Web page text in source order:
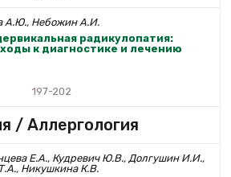
А.Ю., Небожин А.И.
радикулопатия:
к диагностике и лечению
197-202
/ Аллергология
Е.А., Кудревич Ю.В., Долгушин И.И.,
Никушкина К.В.